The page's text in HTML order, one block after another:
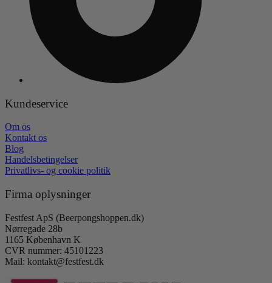
Kundeservice
Om os
Kontakt os
Blog
Handelsbetingelser
Privatlivs- og cookie politik
Firma oplysninger
Festfest ApS (Beerpongshoppen.dk)
Nørregade 28b
1165 København K
CVR nummer: 45101223
Mail: kontakt@festfest.dk